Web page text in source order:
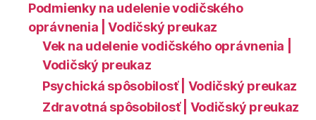
Podmienky na udelenie vodičského
oprávnenia | Vodičský preukaz
Vek na udelenie vodičského oprávnenia |
Vodičský preukaz
Psychická spôsobilosť | Vodičský preukaz
Zdravotná spôsobilosť | Vodičský preukaz